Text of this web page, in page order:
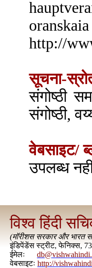
oranskaia
http://
सूचना-
संगोष्ठी
संगोष्ठी,
वेबसाइट/
उपलब्ध
विश्व हिंदी
(मॉरीशस सरकार और भारत
इंडिपेंडेंस स्ट्रीट, फेनिक्स,
ईमेलः
वेबसाइटः http://